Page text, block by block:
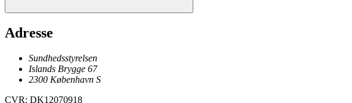
Adresse
Sundhedsstyrelsen
Islands Brygge 67
2300 København S
CVR: DK12070918